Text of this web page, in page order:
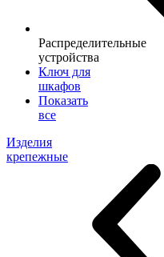
Распределительные
устройства
Ключ для
шкафов
Показать
все
Изделия
крепежные